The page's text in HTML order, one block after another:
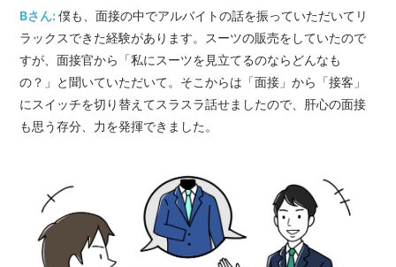
Bさん:僕も、面接の中でアルバイトの話を振っていただいてリ
ラックスできた経験があります。スーツの販売をしていたので
すが、面接官から「私にスーツを見立てるのならどんなも
の？」と聞いていただいて。そこからは「面接」から「接客」
にスイッチを切り替えてスラスラ話せましたので、肝心の面接
も思う存分、力を発揮できました。